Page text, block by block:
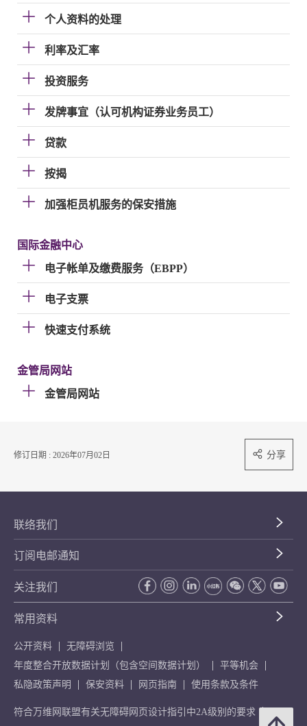
个人资料的处理
利率及汇率
投资服务
发牌事宜（认可机构证券业务员工）
贷款
按揭
加强柜员机服务的保安措施
国际金融中心
电子帐单及缴费服务（EBPP）
电子支票
快速支付系统
金管局网站
金管局网站
修订日期 : 2026年07月02日 分享
联络我们
订阅电邮通知
关注我们
常用资料
公开资料
无障碍浏览
年度整合开放数据计划（包含空间数据计划）
平等机会
私隐政策声明
保安资料 网页指南 使用条款及条件
符合万维网联盟有关无障碍网页设计指引中2A级别的要求